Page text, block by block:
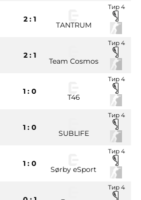
2 : 1
TANTRUM
Тир 4
2 : 1
Team Cosmos
Тир 4
1 : 0
T46
Тир 4
1 : 0
SUBLIFE
Тир 4
1 : 0
Sørby eSport
Тир 4
Тир 4